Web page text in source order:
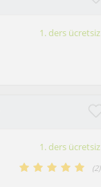
1. ders ücretsiz
1. ders ücretsiz
(2)